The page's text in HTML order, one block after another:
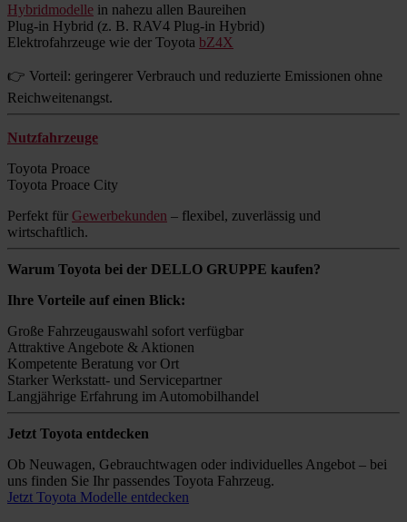
Hybridmodelle in nahezu allen Baureihen
Plug-in Hybrid (z. B. RAV4 Plug-in Hybrid)
Elektrofahrzeuge wie der Toyota bZ4X
👉 Vorteil: geringerer Verbrauch und reduzierte Emissionen ohne
Reichweitenangst.
Nutzfahrzeuge
Toyota Proace
Toyota Proace City
Perfekt für Gewerbekunden – flexibel, zuverlässig und
wirtschaftlich.
Warum Toyota bei der DELLO GRUPPE kaufen?
Ihre Vorteile auf einen Blick:
Große Fahrzeugauswahl sofort verfügbar
Attraktive Angebote & Aktionen
Kompetente Beratung vor Ort
Starker Werkstatt- und Servicepartner
Langjährige Erfahrung im Automobilhandel
Jetzt Toyota entdecken
Ob Neuwagen, Gebrauchtwagen oder individuelles Angebot – bei
uns finden Sie Ihr passendes Toyota Fahrzeug.
Jetzt Toyota Modelle entdecken